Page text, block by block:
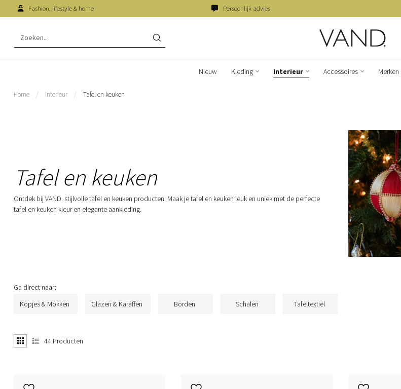
Fashion, lifestyle & home Persoonlijk advies
Nieuw Kleding Interieur Accessoires Merken
Home / Interieur / Tafel en keuken
Tafel en keuken
Ontdek bij VAND. stijlvolle tafel en keuken producten. Maak je tafel en keuken leuk en uniek met de perfecte
tafel en keuken kleur en elegante aankleding.
Ga direct naar:
Kopjes & Mokken
Glazen & Karaffen Borden Schalen Tafeltextiel
44 Producten